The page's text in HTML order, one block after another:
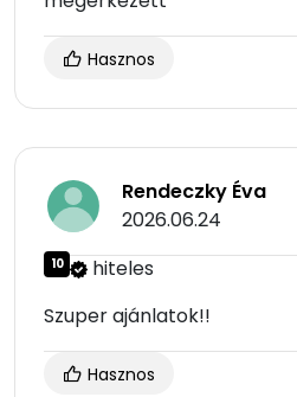
Hasznos
Rendeczky Éva
2026.06.24
10
hiteles
Szuper ajánlatok!!
Hasznos